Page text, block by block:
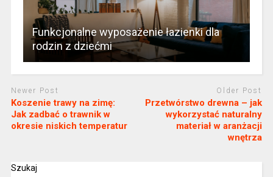
Funkcjonalne wyposażenie łazienki dla
rodzin z dziećmi
Newer Post
Koszenie trawy na zimę:
Jak zadbać o trawnik w
okresie niskich temperatur
Older Post
Przetwórstwo drewna – jak
wykorzystać naturalny
materiał w aranżacji
wnętrza
Szukaj